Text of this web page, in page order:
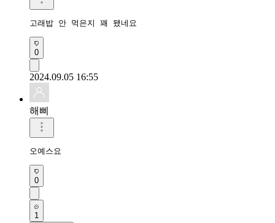
고래밥 안 먹은지 꽤 됐네요
0
2024.09.05 16:55
해삐
오예스요
0
1